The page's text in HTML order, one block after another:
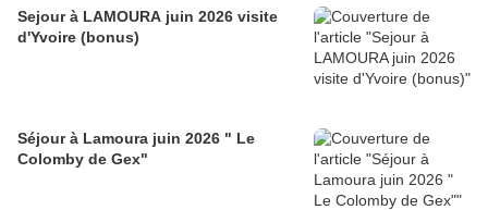
Sejour à LAMOURA juin 2026 visite
d'Yvoire (bonus)
Séjour à Lamoura juin 2026 " Le
Colomby de Gex"